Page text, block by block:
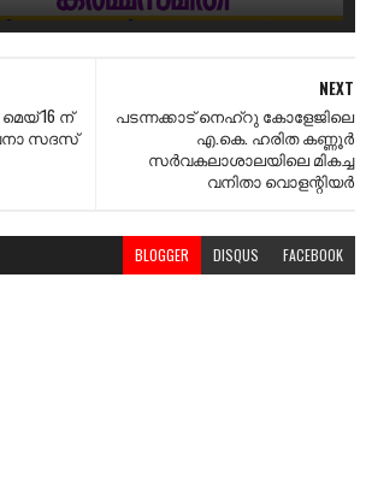
NEXT
പടന്നക്കാട് നെഹ്റു കോളേജിലെ
എ.കെ. ഹരിത കണ്ണൂർ
സർവകലാശാലയിലെ മികച്ച
വനിതാ വൊളന്റിയർ
മെയ് 16 ന്‌
സദസ്
BLOGGER DISQUS FACEBOOK